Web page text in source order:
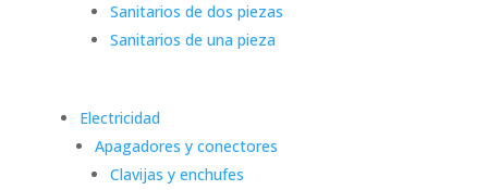
Sanitarios de dos piezas
Sanitarios de una pieza
Electricidad
Apagadores y conectores
Clavijas y enchufes